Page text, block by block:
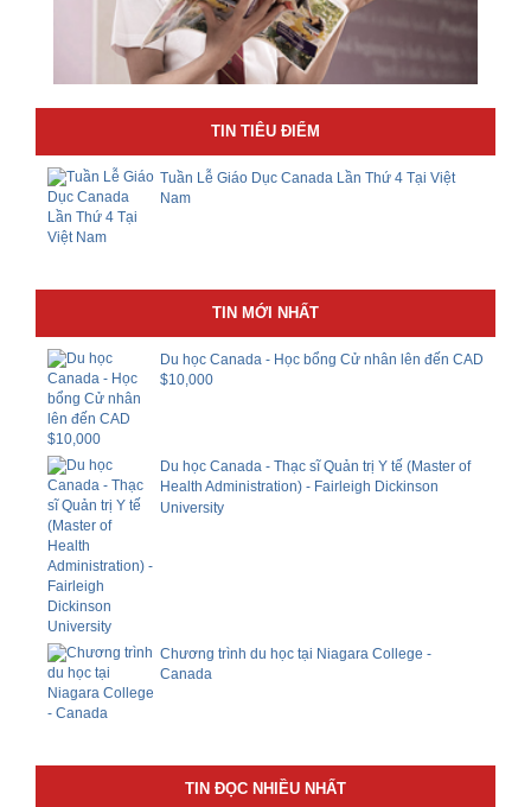
TIN TIÊU ĐIỂM
Tuần Lễ Giáo Dục Canada Lần Thứ 4 Tại Việt
Nam
TIN MỚI NHẤT
Du học Canada - Học bổng Cử nhân lên đến CAD
$10,000
Du học Canada - Thạc sĩ Quản trị Y tế (Master of
Health Administration) - Fairleigh Dickinson
University
Chương trình du học tại Niagara College -
Canada
TIN ĐỌC NHIỀU NHẤT